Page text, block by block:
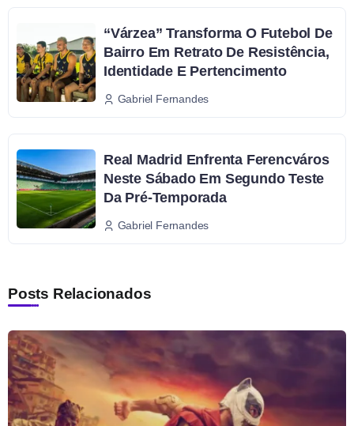
“Várzea” Transforma O Futebol De
Bairro Em Retrato De Resistência,
Identidade E Pertencimento
Gabriel Fernandes
Real Madrid Enfrenta Ferencváros
Neste Sábado Em Segundo Teste
Da Pré-Temporada
Gabriel Fernandes
Posts Relacionados